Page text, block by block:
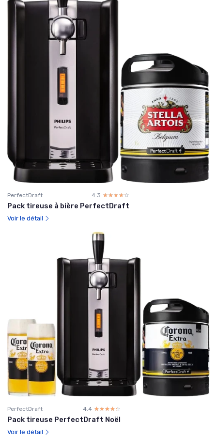
PerfectDraft 4.3 ☆☆☆☆☆
★★★★★
Pack tireuse à bière PerfectDraft
Voir le détail
PerfectDraft 4.4 ☆☆☆☆☆
★★★★★
Pack tireuse PerfectDraft Noël
Voir le détail